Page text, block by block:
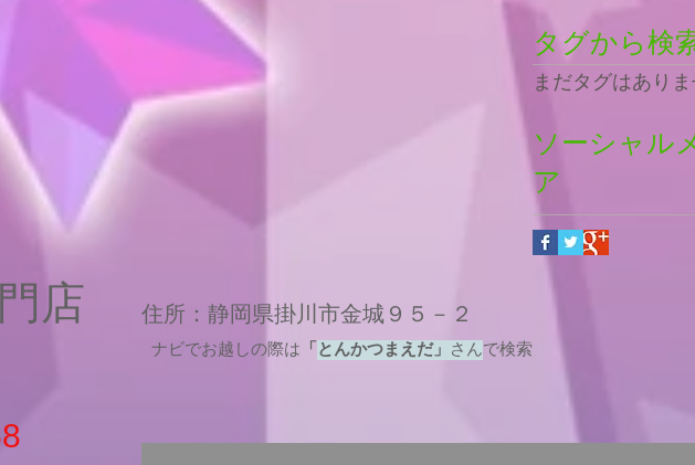
タグから検
まだタグはありま
ソーシャル
ア
店 住所：静岡県掛川市金城９５－２
ナビでお越しの際は 「 とんかつまえだ」 さんで検索